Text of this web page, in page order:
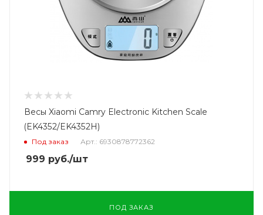
Весы Xiaomi Camry Electronic Kitchen Scale
(EK4352/EK4352H)
Под заказ Арт.: 6930878772362
999 руб./шт
ПОД ЗАКАЗ